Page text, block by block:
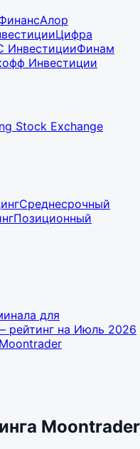
Алор
Цифра
ИнвестицииФинам
Инвестиции
Stock Exchange
Среднесрочный
Позиционный
для
рейтинг на Июль 2026
Moontrader